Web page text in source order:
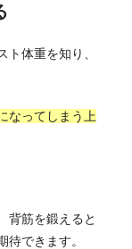
体重を知り、
なってしまう上
背筋を鍛えると
できます。